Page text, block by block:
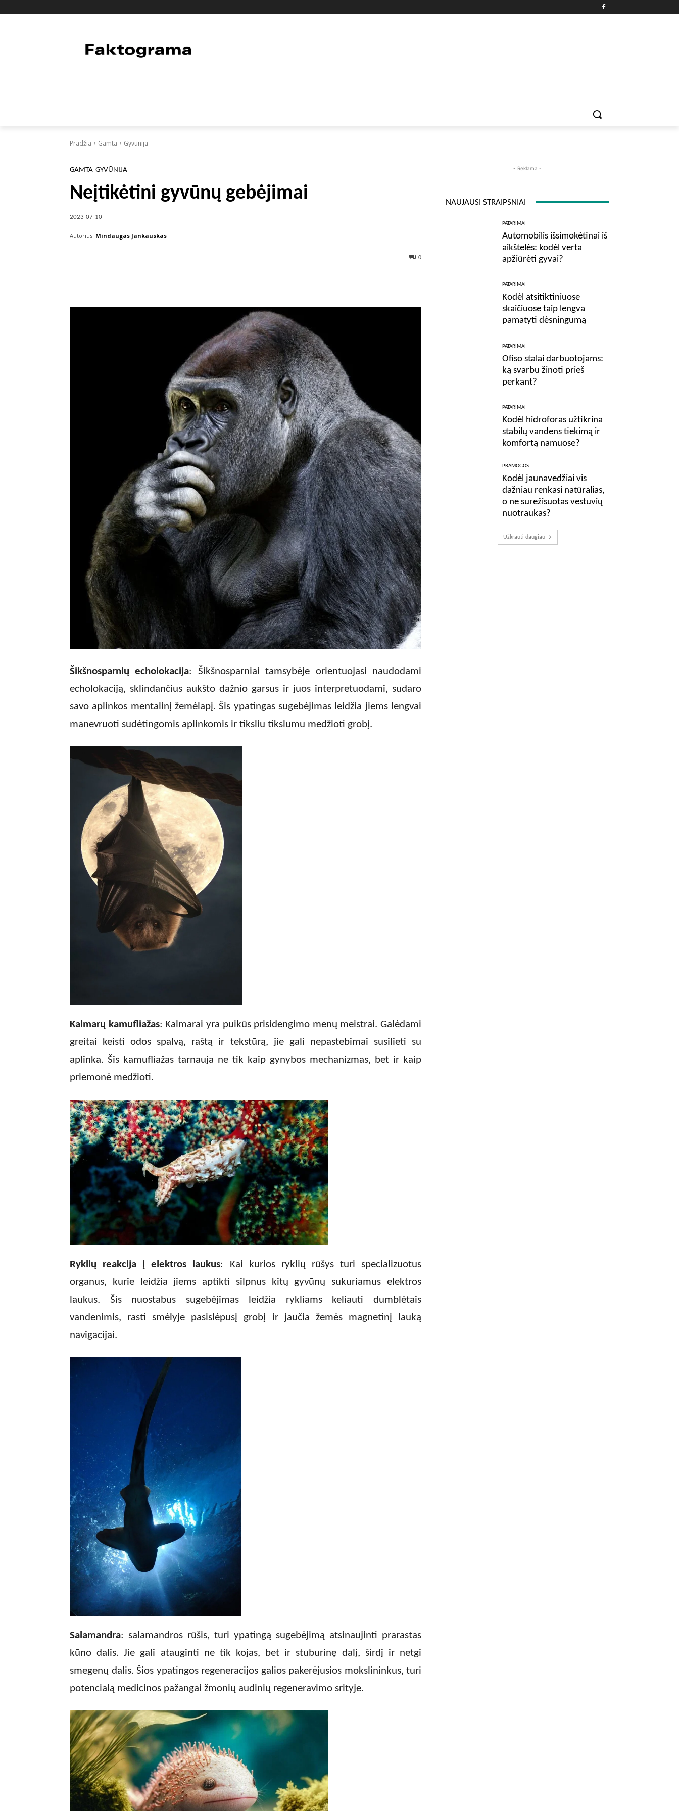
Pradžia Gamta Gyvūnija
GAMTA GYVŪNIJA
Neįtikėtini gyvūnų gebėjimai
2023-07-10
Autorius: Mindaugas Jankauskas
0
Šikšnosparnių echolokacija: Šikšnosparniai tamsybėje orientuojasi naudodami
echolokaciją, sklindančius aukšto dažnio garsus ir juos interpretuodami, sudaro
savo aplinkos mentalinį žemėlapį. Šis ypatingas sugebėjimas leidžia jiems lengvai
manevruoti sudėtingomis aplinkomis ir tiksliu tikslumu medžioti grobį.
Kalmarų kamufliažas: Kalmarai yra puikūs prisidengimo menų meistrai. Galėdami
greitai keisti odos spalvą, raštą ir tekstūrą, jie gali nepastebimai susilieti su
aplinka. Šis kamufliažas tarnauja ne tik kaip gynybos mechanizmas, bet ir kaip
priemonė medžioti.
Ryklių reakcija į elektros laukus: Kai kurios ryklių rūšys turi specializuotus
organus, kurie leidžia jiems aptikti silpnus kitų gyvūnų sukuriamus elektros
laukus. Šis nuostabus sugebėjimas leidžia rykliams keliauti dumblėtais
vandenimis, rasti smėlyje pasislėpusį grobį ir jaučia žemės magnetinį lauką
navigacijai.
Salamandra: salamandros rūšis, turi ypatingą sugebėjimą atsinaujinti prarastas
kūno dalis. Jie gali atauginti ne tik kojas, bet ir stuburinę dalį, širdį ir netgi
smegenų dalis. Šios ypatingos regeneracijos galios pakerėjusios mokslininkus, turi
potencialą medicinos pažangai žmonių audinių regeneravimo srityje.
- Reklama -
NAUJAUSI STRAIPSNIAI
PATARIMAI
Automobilis išsimokėtinai iš
aikštelės: kodėl verta
apžiūrėti gyvai?
PATARIMAI
Kodėl atsitiktiniuose
skaičiuose taip lengva
pamatyti dėsningumą
PATARIMAI
Ofiso stalai darbuotojams:
ką svarbu žinoti prieš
perkant?
PATARIMAI
Kodėl hidroforas užtikrina
stabilų vandens tiekimą ir
komfortą namuose?
PRAMOGOS
Kodėl jaunavedžiai vis
dažniau renkasi natūralias,
o ne surežisuotas vestuvių
nuotraukas?
Užkrauti daugiau